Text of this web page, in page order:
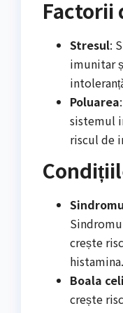
Factorii
Stresul:
imunitar
Poluarea
sistemul
riscul de
crește
histamina.
Boala
crește